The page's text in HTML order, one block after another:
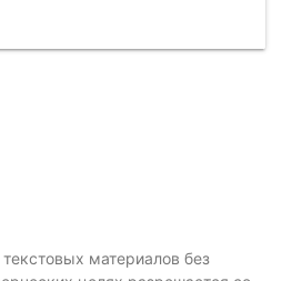
материалов без